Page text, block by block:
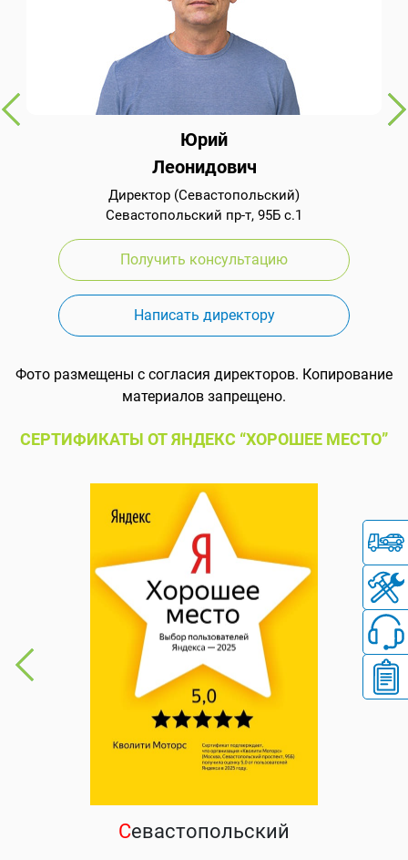
Юрий
Леонидович
Директор (Севастопольский)
Севастопольский пр-т, 95Б с.1
Получить консультацию
Написать директору
Фото размещены с согласия директоров. Копирование
материалов запрещено.
СЕРТИФИКАТЫ ОТ ЯНДЕКС “ХОРОШЕЕ МЕСТО”
Севастопольский